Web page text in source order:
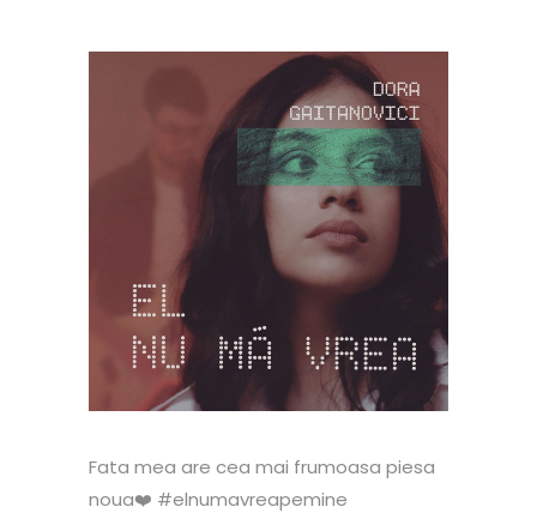
Fata mea are cea mai frumoasa piesa
noua❤️ #elnumavreapemine